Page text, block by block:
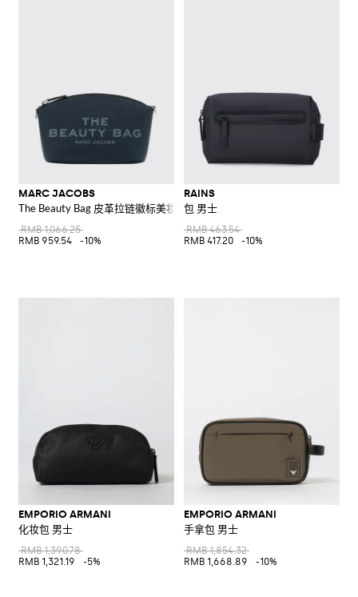
MARC JACOBS
The Beauty Bag 皮革拉链徽标美妆包
RMB 1,066.25
RMB 959.54
-10%
RAINS
包 男士
RMB 463.54
RMB 417.20
-10%
EMPORIO ARMANI
化妆包 男士
RMB 1,390.78
RMB 1,321.19
-5%
EMPORIO ARMANI
手拿包 男士
RMB 1,854.32
RMB 1,668.89
-10%